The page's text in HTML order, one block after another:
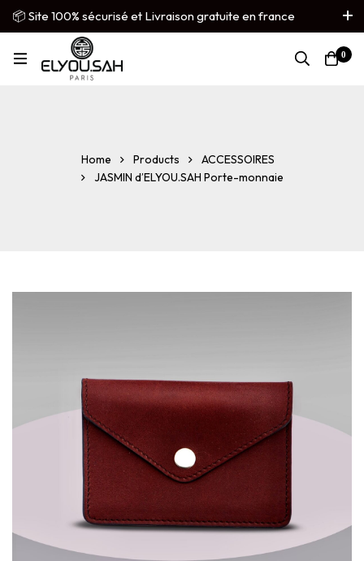
📦 Site 100% sécurisé et Livraison gratuite en france
métropolitaine
French ▼
0
Home Products
ACCESSOIRES
JASMIN d’ELYOU.SAH Porte-monnaie